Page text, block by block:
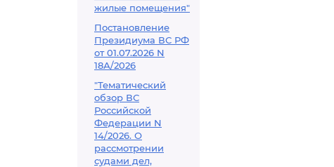
жилые помещения"
Постановление
Президиума ВС РФ
от 01.07.2026 N
18А/2026
"Тематический
обзор ВС
Российской
Федерации N
14/2026. О
рассмотрении
судами дел,